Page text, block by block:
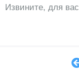
Извините, для